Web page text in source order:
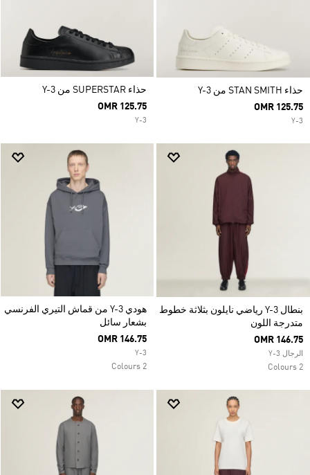
حذاء STAN SMITH من Y-3
OMR 125.75
Y-3
حذاء SUPERSTAR من Y-3
OMR 125.75
Y-3
بنطال Y-3 رياضي نايلون بثلاثة خطوط
متدرجة اللون
OMR 146.75
الرجال Y-3
2 Colours
هودي Y-3 من قماش التيري الفرنسي
بشعار سائل
OMR 146.75
Y-3
2 Colours